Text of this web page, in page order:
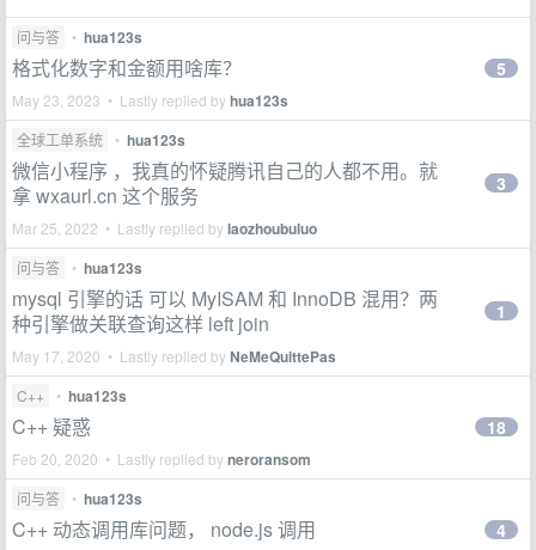
问与答 • hua123s
格式化数字和金额用啥库？
May 23, 2023 • Lastly replied byhua123s
5
全球工单系统 • hua123s
微信小程序 ，我真的怀疑腾讯自己的人都不用。就
拿 wxaurl.cn 这个服务
Mar 25, 2022 • Lastly replied bylaozhoubuluo
3
问与答 • hua123s
mysql 引擎的话 可以 MyISAM 和 InnoDB 混用？两
种引擎做关联查询这样 left join
May 17, 2020 • Lastly replied byNeMeQuittePas
1
C++ • hua123s
C++ 疑惑
Feb 20, 2020 • Lastly replied byneroransom
18
问与答 • hua123s
C++ 动态调用库问题， node.js 调用 4